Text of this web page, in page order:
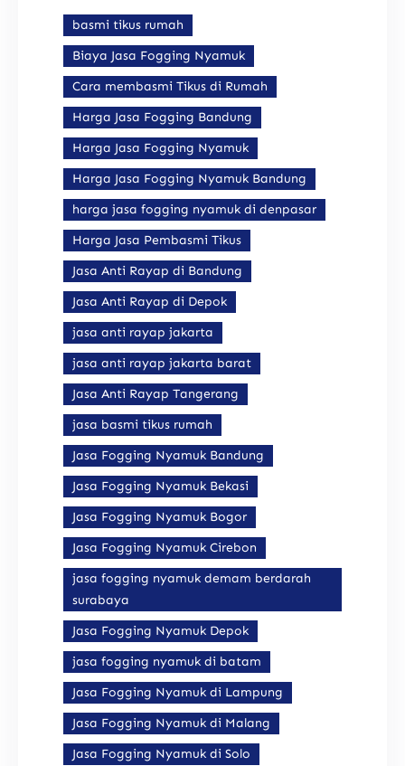
basmi tikus rumah
Biaya Jasa Fogging Nyamuk
Cara membasmi Tikus di Rumah
Harga Jasa Fogging Bandung
Harga Jasa Fogging Nyamuk
Harga Jasa Fogging Nyamuk Bandung
harga jasa fogging nyamuk di denpasar
Harga Jasa Pembasmi Tikus
Jasa Anti Rayap di Bandung
Jasa Anti Rayap di Depok
jasa anti rayap jakarta
jasa anti rayap jakarta barat
Jasa Anti Rayap Tangerang
jasa basmi tikus rumah
Jasa Fogging Nyamuk Bandung
Jasa Fogging Nyamuk Bekasi
Jasa Fogging Nyamuk Bogor
Jasa Fogging Nyamuk Cirebon
jasa fogging nyamuk demam berdarah
surabaya
Jasa Fogging Nyamuk Depok
jasa fogging nyamuk di batam
Jasa Fogging Nyamuk di Lampung
Jasa Fogging Nyamuk di Malang
Jasa Fogging Nyamuk di Solo